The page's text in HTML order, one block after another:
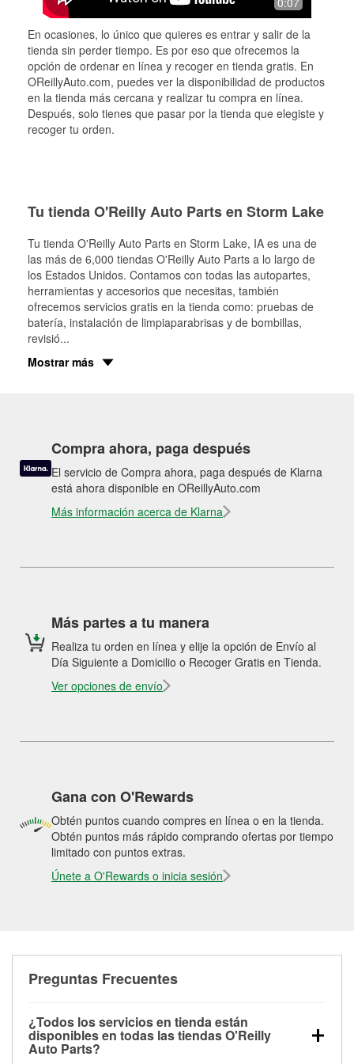
En ocasiones, lo único que quieres es entrar y salir de la
tienda sin perder tiempo. Es por eso que ofrecemos la
opción de ordenar en línea y recoger en tienda gratis. En
OReillyAuto.com, puedes ver la disponibilidad de productos
en la tienda más cercana y realizar tu compra en línea.
Después, solo tienes que pasar por la tienda que elegiste y
recoger tu orden.
Tu tienda O'Reilly Auto Parts en Storm Lake
Tu tienda O'Reilly Auto Parts en Storm Lake, IA es una de
las más de 6,000 tiendas O'Reilly Auto Parts a lo largo de
los Estados Unidos. Contamos con todas las autopartes,
herramientas y accesorios que necesitas, también
ofrecemos servicios gratis en la tienda como: pruebas de
batería, instalación de limpiaparabrisas y de bombillas,
revisió...
Mostrar más
Compra ahora, paga después
El servicio de Compra ahora, paga después de Klarna
está ahora disponible en OReillyAuto.com
Más información acerca de Klarna
Más partes a tu manera
Realiza tu orden en línea y elije la opción de Envío al
Día Siguiente a Domicilio o Recoger Gratis en Tienda.
Ver opciones de envío
Gana con O'Rewards
Obtén puntos cuando compres en línea o en la tienda.
Obtén puntos más rápido comprando ofertas por tiempo
limitado con puntos extras.
Únete a O'Rewards o inicia sesión
Preguntas Frecuentes
¿Todos los servicios en tienda están
disponibles en todas las tiendas O'Reilly
Auto Parts?